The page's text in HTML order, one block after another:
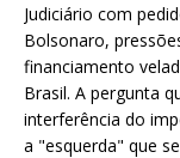
Judiciário com
Bolsonaro,
financiamento
Brasil. A pergunta
interferência do
a "esquerda" que